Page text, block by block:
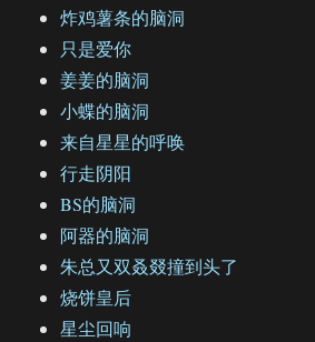
炸鸡薯条的脑洞
只是爱你
姜姜的脑洞
小蝶的脑洞
来自星星的呼唤
行走阴阳
BS的脑洞
阿器的脑洞
朱总又双叒叕撞到头了
烧饼皇后
星尘回响